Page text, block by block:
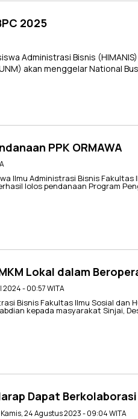
2025
Administrasi Bisnis
akan menggelar National
PPK ORMAWA
Ilmu Administrasi Bisnis
lolos pendanaan Program
Lokal dalam
2024 - 00:57 WITA
Bisnis Fakultas Ilmu Sosial
kepada masyarakat Sinjai,
Dapat
Kamis, 24 Agustus 2023 - 09:04 WITA